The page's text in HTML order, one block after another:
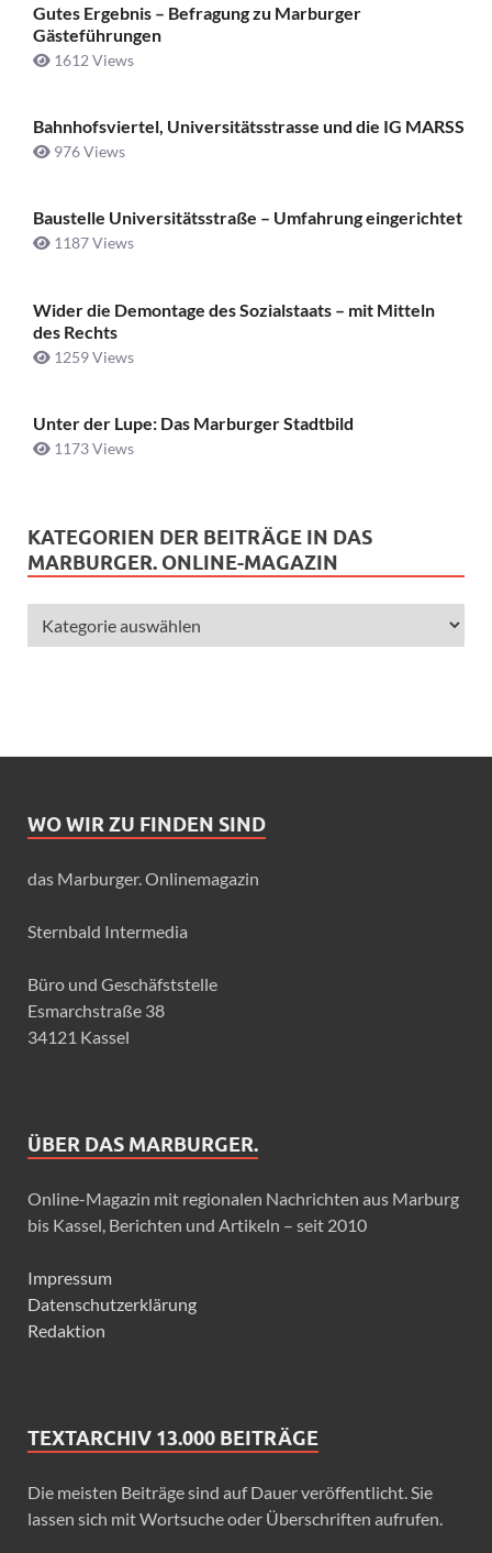
Gutes Ergebnis – Befragung zu Marburger
Gästeführungen
1612 Views
Bahnhofsviertel, Universitätsstrasse und die IG MARSS
976 Views
Baustelle Universitätsstraße ­– Umfahrung eingerichtet
1187 Views
Wider die Demontage des Sozialstaats – mit Mitteln
des Rechts
1259 Views
Unter der Lupe: Das Marburger Stadtbild
1173 Views
KATEGORIEN DER BEITRÄGE IN DAS
MARBURGER. ONLINE-MAGAZIN
WO WIR ZU FINDEN SIND
das Marburger. Onlinemagazin
Sternbald Intermedia
Büro und Geschäfststelle
Esmarchstraße 38
34121 Kassel
ÜBER DAS MARBURGER.
Online-Magazin mit regionalen Nachrichten aus Marburg
bis Kassel, Berichten und Artikeln – seit 2010
Impressum
Datenschutzerklärung
Redaktion
TEXTARCHIV 13.000 BEITRÄGE
Die meisten Beiträge sind auf Dauer veröffentlicht. Sie
lassen sich mit Wortsuche oder Überschriften aufrufen.